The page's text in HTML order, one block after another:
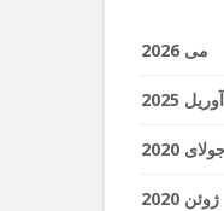
می 2026
آوریل 2025
2020
ژوئن 2020